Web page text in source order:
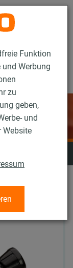
Funktion
Werbung
zu
geben,
und
Website